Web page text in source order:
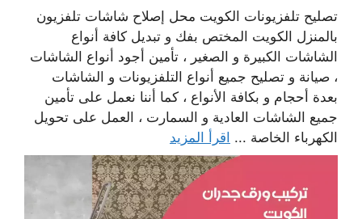
تصليح تلفزيونات الكويت محل إصلاح شاشات تلفزيون
بالمنزل الكويت المختص بفك و تبديل كافة أنواع
الشاشات الكبيرة و الصغير ، تأمين أجود أنواع الشاشات
، صيانة و تصليح جميع أنواع التلفزيونات و الشاشات
بعدة أحجام و بكافة الأنواع ، كما أننا نعمل على تأمين
جميع الشاشات العادية و السمارت ، العمل على تحويل
الكهرباء الخاصة ... اقرأ المزيد